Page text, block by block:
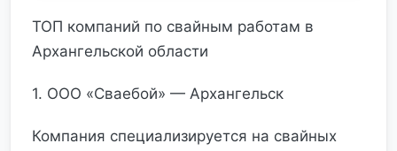
ТОП компаний по свайным работам в
Архангельской области
1. ООО «Сваебой» — Архангельск
Компания специализируется на свайных